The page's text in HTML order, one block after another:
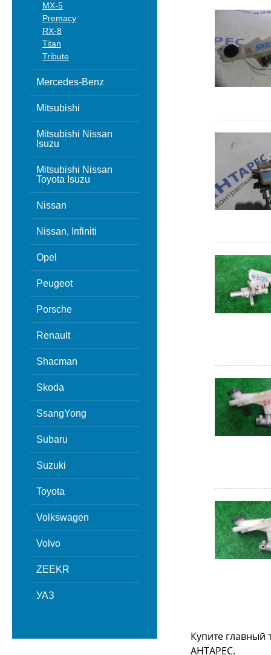
MX-5
Premacy
RX-8
Titan
Tribute
Mercedes-Benz
Mitsubishi
Mitsubishi Nissan
Isuzu
Mitsubishi Nissan
Toyota Isuzu
Nissan
Nissan, Infiniti
Opel
Peugeot
Porsche
Renault
Shacman
Skoda
SsangYong
Subaru
Suzuki
Toyota
Volkswagen
Volvo
ZEEKR
УАЗ
Купите главный
АНТАРЕС.